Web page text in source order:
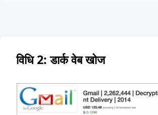
विधि 2: डार्क वेब खोज